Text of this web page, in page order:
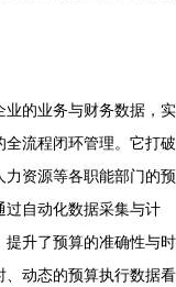
的业务与财务数据，实
流程闭环管理。它打破
资源等各职能部门的预
过自动化数据采集与计
升了预算的准确性与时
动态的预算执行数据看